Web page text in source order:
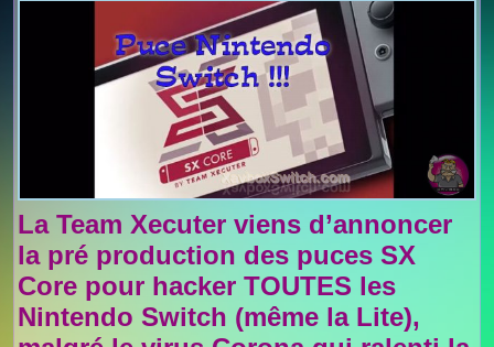
La Team Xecuter viens d’annoncer
la pré production des puces SX
Core pour hacker TOUTES les
Nintendo Switch (même la Lite),